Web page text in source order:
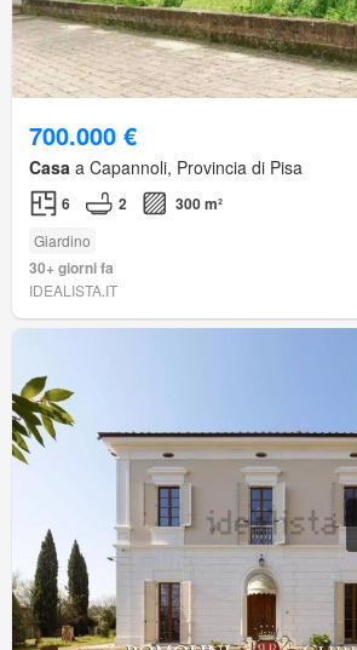
700.000 €
Casa a Capannoli, Provincia di Pisa
6 2 300 m²
Giardino
30+ giorni fa
IDEALISTA.IT